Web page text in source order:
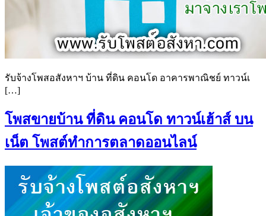
รับจ้างโพสอสังหาฯ บ้าน ที่ดิน คอนโด อาคารพาณิชย์ ทาวน์เ
[…]
โพสขายบ้าน ที่ดิน คอนโด ทาวน์เฮ้าส์ บน
เน็ต โพสต์ทำการตลาดออนไลน์